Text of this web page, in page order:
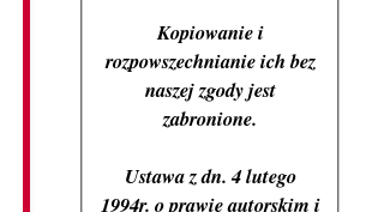
Kopiowanie i
rozpowszechnianie ich bez
naszej zgody jest
zabronione.
Ustawa z dn. 4 lutego
1994r. o prawie autorskim i